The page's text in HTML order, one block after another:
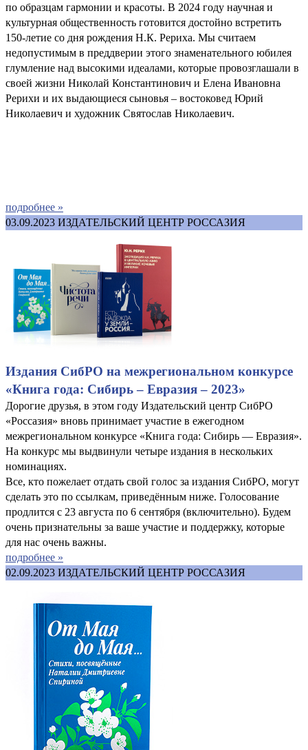
по образцам гармонии и красоты. В 2024 году научная и
культурная общественность готовится достойно встретить
150-летие со дня рождения Н.К. Рериха. Мы считаем
недопустимым в преддверии этого знаменательного юбилея
глумление над высокими идеалами, которые провозглашали в
своей жизни Николай Константинович и Елена Ивановна
Рерихи и их выдающиеся сыновья – востоковед Юрий
Николаевич и художник Святослав Николаевич.
подробнее »
03.09.2023 ИЗДАТЕЛЬСКИЙ ЦЕНТР РОССАЗИЯ
Издания СибРО на межрегиональном конкурсе
«Книга года: Сибирь – Евразия – 2023»
Дорогие друзья, в этом году Издательский центр СибРО
«Россазия» вновь принимает участие в ежегодном
межрегиональном конкурсе «Книга года: Сибирь — Евразия».
На конкурс мы выдвинули четыре издания в нескольких
номинациях.
Все, кто пожелает отдать свой голос за издания СибРО, могут
сделать это по ссылкам, приведённым ниже. Голосование
продлится с 23 августа по 6 сентября (включительно). Будем
очень признательны за ваше участие и поддержку, которые
для нас очень важны.
подробнее »
02.09.2023 ИЗДАТЕЛЬСКИЙ ЦЕНТР РОССАЗИЯ